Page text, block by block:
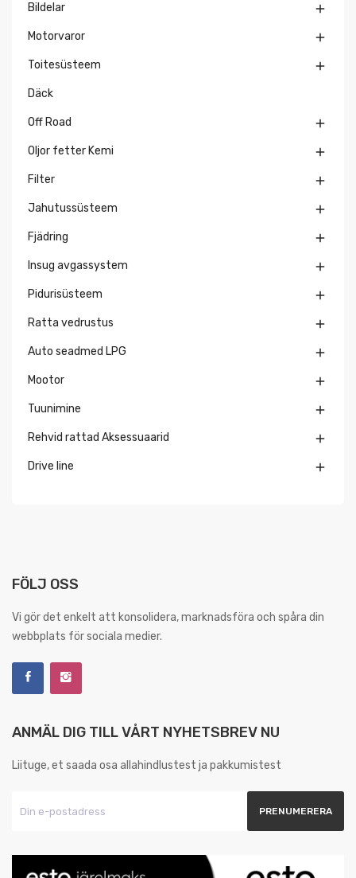
Bildelar 
Motorvaror 
Toitesüsteem 
Däck
Off Road 
Oljor fetter Kemi 
Filter 
Jahutussüsteem 
Fjädring 
Insug avgassystem 
Pidurisüsteem 
Ratta vedrustus 
Auto seadmed LPG 
Mootor 
Tuunimine 
Rehvid rattad Aksessuaarid 
Drive line 
FÖLJ OSS
Vi gör det enkelt att konsolidera, marknadsföra och spåra din
webbplats för sociala medier.
ANMÄL DIG TILL VÅRT NYHETSBREV NU
Liituge, et saada osa allahindlustest ja pakkumistest